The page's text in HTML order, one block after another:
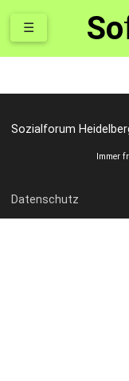
So
☰
Sozialforum
Datenschutz
Immer